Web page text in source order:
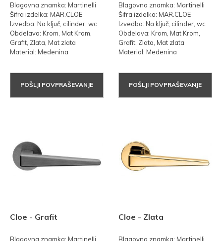
Blagovna znamka: Martinelli
Šifra izdelka: MAR.CLOE
Izvedba: Na ključ, cilinder, wc
Obdelava: Krom, Mat Krom,
Grafit, Zlata, Mat zlata
Material: Medenina
POŠLJI POVPRAŠEVANJE
Blagovna znamka: Martinelli
Šifra izdelka: MAR.CLOE
Izvedba: Na ključ, cilinder, wc
Obdelava: Krom, Mat Krom,
Grafit, Zlata, Mat zlata
Material: Medenina
POŠLJI POVPRAŠEVANJE
Cloe - Grafit
Blagovna znamka: Martinelli
Cloe - Zlata
Blagovna znamka: Martinelli